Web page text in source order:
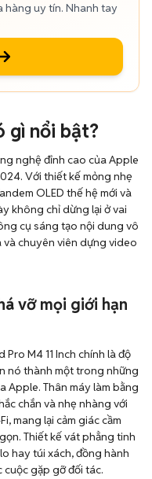
hàng uy tín. Nhanh tay
gì nổi bật?
nghệ đỉnh cao của Apple
Với thiết kế mỏng nhẹ
OLED thế hệ mới và
không chỉ dừng lại ở vai
cụ sáng tạo nội dung vô
và chuyên viên dựng video
vỡ mọi giới hạn
M4 11 Inch chính là độ
nó thành một trong những
Apple. Thân máy làm bằng
chắn và nhẹ nhàng với
mang lại cảm giác cầm
Thiết kế vát phẳng tinh
hay túi xách, đồng hành
cuộc gặp gỡ đối tác.